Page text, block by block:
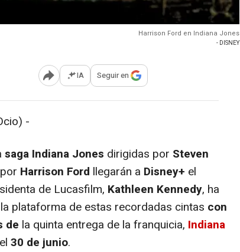
Harrison Ford en Indiana Jones
- DISNEY
Abrir opciones para compartir
IA Seguir en
-
saga Indiana Jones dirigidas por Steven
Harrison Ford llegarán a Disney+ el
de Lucasfilm, Kathleen Kennedy, ha
plataforma de estas recordadas cintas con
de la quinta entrega de la franquicia, Indiana
30 de junio.